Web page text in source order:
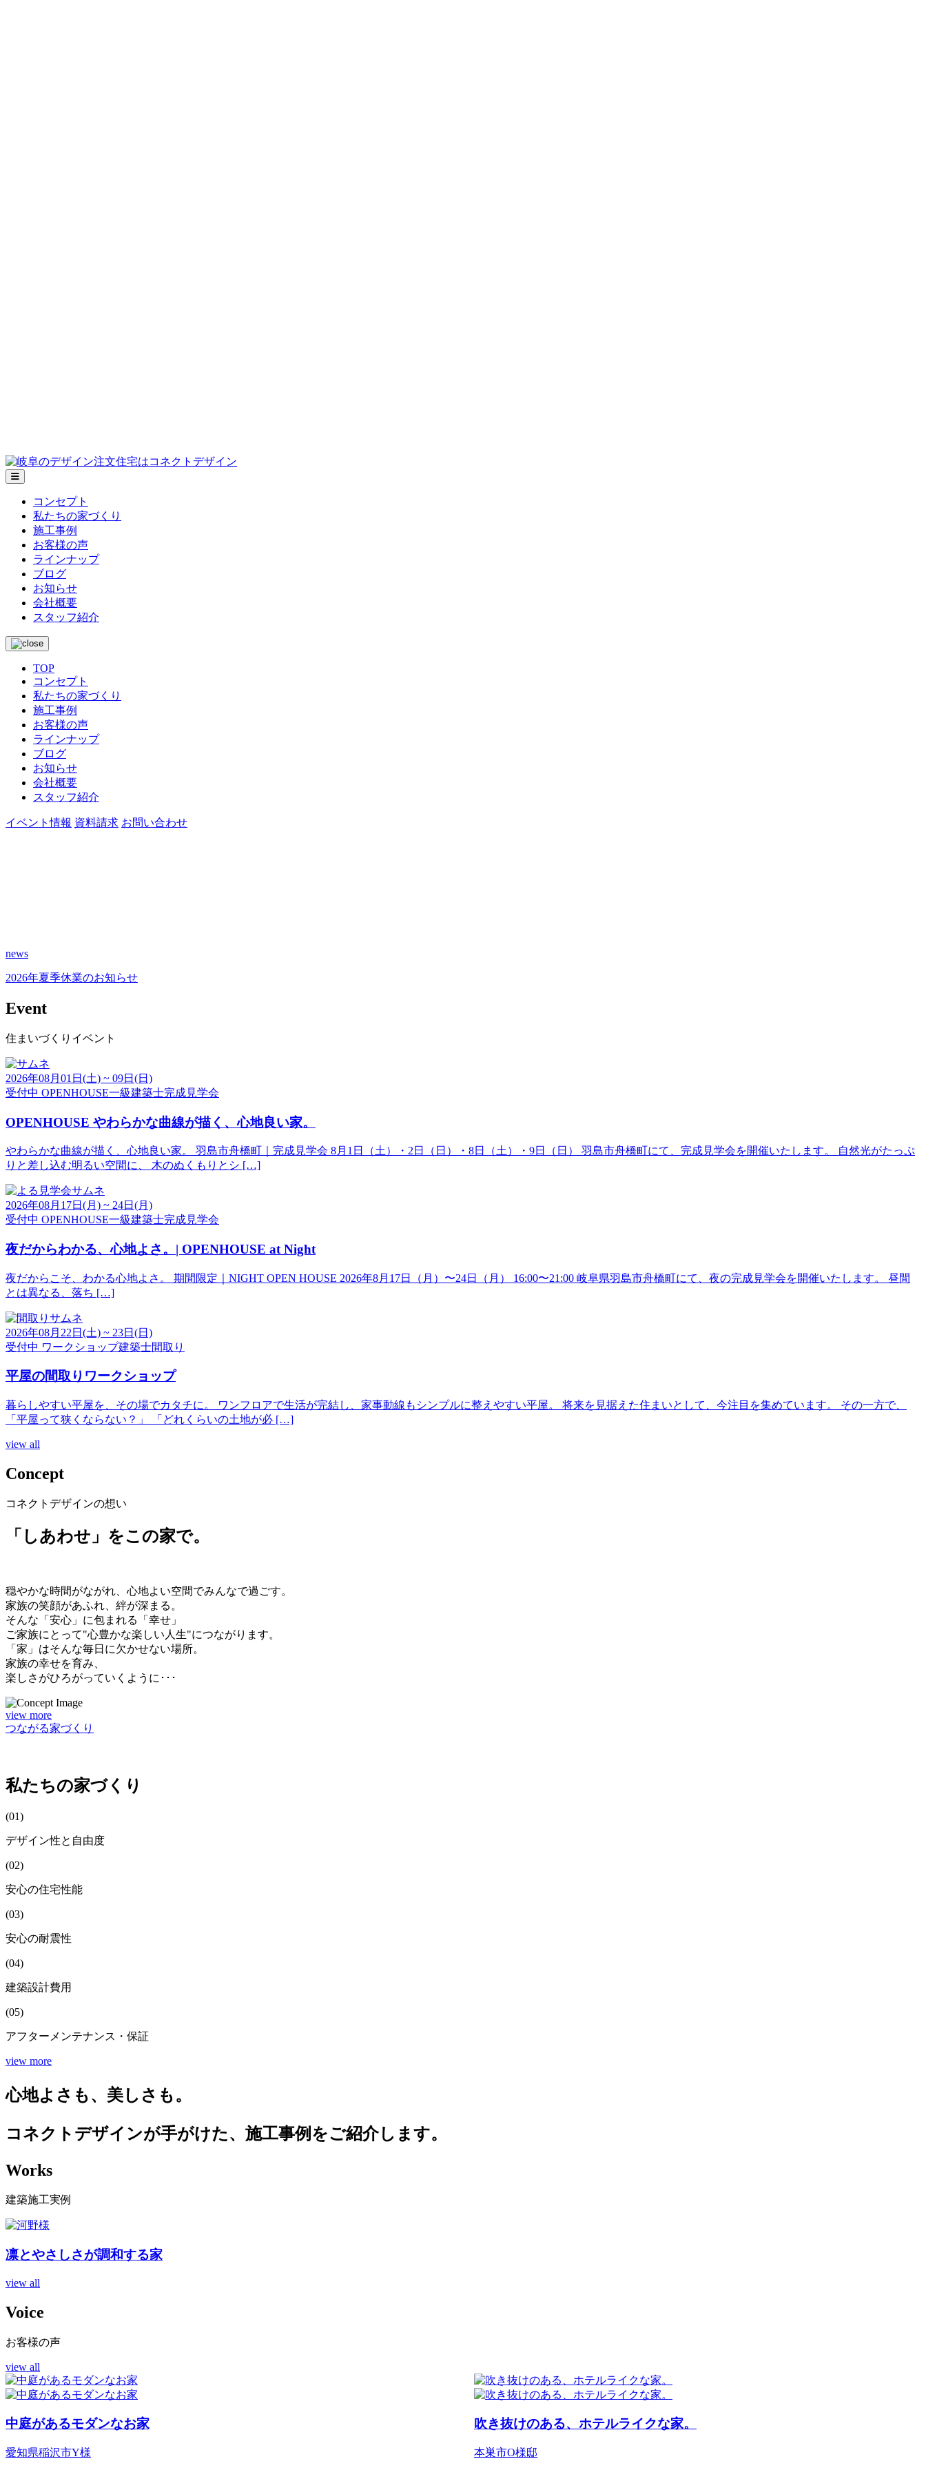
メ
ニ
コンセプト
私たちの家づくり
施工事例
お客様の声
ラインナップ
ブログ
お知らせ
会社概要
スタッフ紹介
TOP
コンセプト
私たちの家づくり
施工事例
お客様の声
ラインナップ
ブログ
お知らせ
会社概要
スタッフ紹介
イベント情報 資料請求 お問い合わせ
news
2026年夏季休業のお知らせ
Event
住まいづくりイベント
2026年08月01日(土) ~ 09日(日)
受付中 OPENHOUSE一級建築士完成見学会
OPENHOUSE やわらかな曲線が描く、心地良い家。
やわらかな曲線が描く、心地良い家。 羽島市舟橋町｜完成見学会 8月1日（土）・2日（日）・8日（土）・9日（日） 羽島市舟橋町にて、完成見学会を開催いたします。 自然光がたっぷ
りと差し込む明るい空間に、 木のぬくもりとシ […]
2026年08月17日(月) ~ 24日(月)
受付中 OPENHOUSE一級建築士完成見学会
夜だからわかる、心地よさ。| OPENHOUSE at Night
夜だからこそ、わかる心地よさ。 期間限定｜NIGHT OPEN HOUSE 2026年8月17日（月）〜24日（月） 16:00〜21:00 岐阜県羽島市舟橋町にて、夜の完成見学会を開催いたします。 昼間
とは異なる、落ち […]
2026年08月22日(土) ~ 23日(日)
受付中 ワークショップ建築士間取り
平屋の間取りワークショップ
暮らしやすい平屋を、その場でカタチに。 ワンフロアで生活が完結し、家事動線もシンプルに整えやすい平屋。 将来を見据えた住まいとして、今注目を集めています。 その一方で、
「平屋って狭くならない？」 「どれくらいの土地が必 […]
view all
Concept
コネクトデザインの想い
「しあわせ」をこの家で。
穏やかな時間がながれ、心地よい空間でみんなで過ごす。
家族の笑顔があふれ、絆が深まる。
そんな「安心」に包まれる「幸せ」
ご家族にとって"心豊かな楽しい人生"につながります。
「家」はそんな毎日に欠かせない場所。
家族の幸せを育み、
楽しさがひろがっていくように･･･
view more
つながる家づくり
私たちの家づくり
(01)
デザイン性と自由度
(02)
安心の住宅性能
(03)
安心の耐震性
(04)
建築設計費用
(05)
アフターメンテナンス・保証
view more
心地よさも、美しさも。
コネクトデザインが手がけた、施工事例をご紹介します。
Works
建築施工実例
凛とやさしさが調和する家
view all
Voice
お客様の声
view all
中庭があるモダンなお家
愛知県稲沢市Y様
吹き抜けのある、ホテルライクな家。
本巣市O様邸